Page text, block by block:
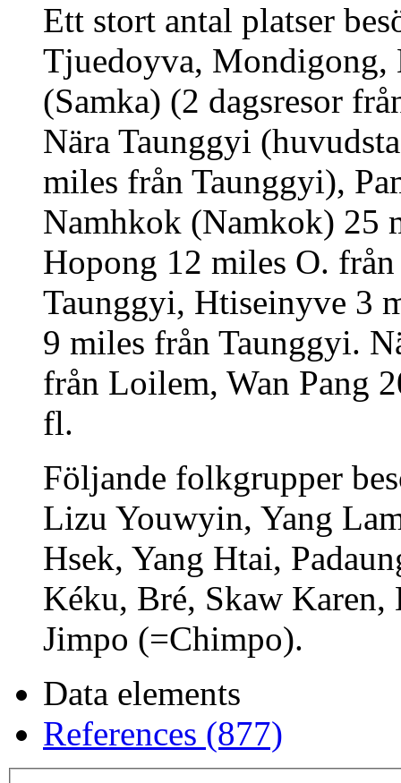
Ett stort antal platser
Tjuedoyva, Mondigong,
(Samka) (2 dagsresor
Nära Taunggyi
miles från Taunggyi),
Namhkok (Namkok) 25
Hopong 12 miles O.
Taunggyi, Htiseinyve 3
9 miles från Taunggyi.
från Loilem, Wan Pang
fl.
Följande folkgrupper
Lizu Youwyin, Yang
Hsek, Yang Htai,
Kéku, Bré, Skaw
Jimpo (=Chimpo).
Data elements
References (877)